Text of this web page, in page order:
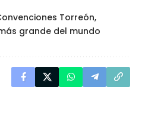
Torreón
grande del mundo